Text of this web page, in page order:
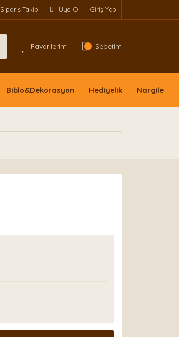
Sipariş Takibi Üye Ol Giriş Yap
Favorilerim Sepetim
Biblo&Dekorasyon Hediyelik Nargile